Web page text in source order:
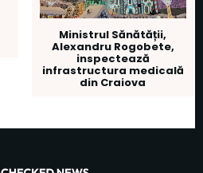
Ministrul Sănătății,
Alexandru Rogobete,
inspectează
infrastructura medicală
din Craiova